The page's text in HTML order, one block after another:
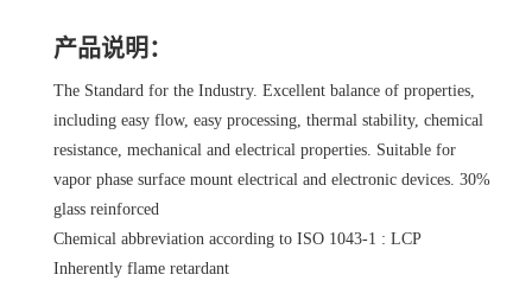
产品说明：
The Standard for the Industry. Excellent balance of properties,
including easy flow, easy processing, thermal stability, chemical
resistance, mechanical and electrical properties. Suitable for
vapor phase surface mount electrical and electronic devices. 30%
glass reinforced
Chemical abbreviation according to ISO 1043-1 : LCP
Inherently flame retardant